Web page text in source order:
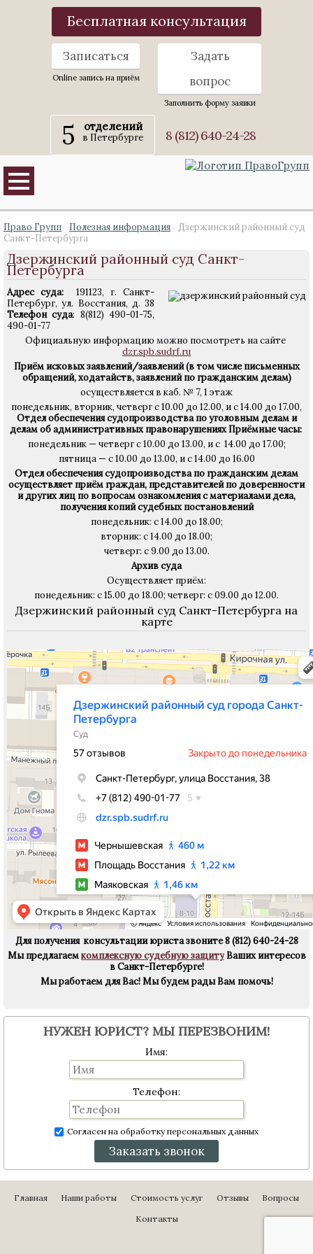
Бесплатная консультация
Записаться
Online запись на приём
Задать
вопрос
Заполнить форму заявки
5 отделений
в Петербурге 8 (812) 640-24-28
Право Групп Полезная информация
Дзержинский районный суд
Санкт-Петербурга
Дзержинский районный суд Санкт-
Петербурга
Адрес суда:
191123, г. Санкт-
Петербург, ул. Восстания, д. 38
Телефон суда: 8(812) 490-01-75,
490-01-77
Официальную информацию можно посмотреть на сайте
dzr.spb.sudrf.ru
Приём исковых заявлений/заявлений (в том числе письменных
обращений, ходатайств, заявлений по гражданским делам)
осуществляется в каб. № 7, 1 этаж
понедельник, вторник, четверг с 10.00 до 12.00, и с 14.00 до 17.00,
Отдел обеспечения судопроизводства по уголовным делам и
делам об административных правонарушениях Приёмные часы:
понедельник — четверг с 10.00 до 13.00, и с 14.00 до 17.00;
пятница — с 10.00 до 13.00, и с 14.00 до 16.00
Отдел обеспечения судопроизводства по гражданским делам
осуществляет приём граждан, представителей по доверенности
и других лиц по вопросам ознакомления с материалами дела,
получения копий судебных постановлений
понедельник: с 14.00 до 18.00;
вторник: с 14.00 до 18.00;
четверг: с 9.00 до 13.00.
Архив суда
Осуществляет приём:
понедельник: с 15.00 до 18.00; четверг: с 09.00 до 12.00.
Дзержинский районный суд Санкт-Петербурга на
карте
Для получения консультации юриста звоните8 (812) 640-24-28
Мы предлагаемкомплексную судебную защитуВаших интересов
в Санкт-Петербурге!
Мы работаем для Вас! Мы будем рады Вам помочь!
НУЖЕН ЮРИСТ? МЫ ПЕРЕЗВОНИМ!
Имя:
Телефон:
Согласен на обработку персональных данных
Заказать звонок
Главная Наши работы Стоимость услуг Отзывы
Вопросы
Контакты